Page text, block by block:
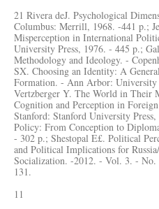
21 Rivera deJ. Psychological
Columbus: Merrill, 1968. -441 p.;
Misperception in International
University Press, 1976. - 445 p.;
Methodology and Ideology. -
SX. Choosing an Identity: A
Formation. - Ann Arbor:
Vertzberger Y. The World in Their
Cognition and Perception in
Stanford: Stanford University
Policy: From Conception to
- 302 p.; Shestopal E£. Political
and Political Implications for
Socialization. -2012. - Vol. 3. - No.
131.
11